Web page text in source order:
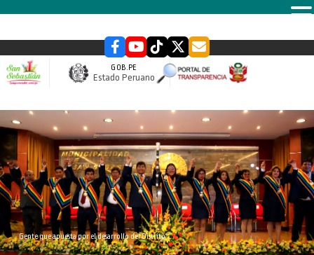
GOB.PE
Estado Peruano
slider
Gente que apuesta por el desarrollo del Distrito